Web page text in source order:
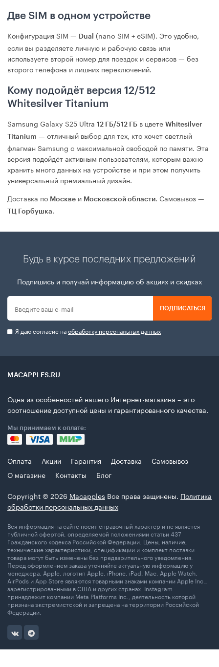
Две SIM в одном устройстве
Конфигурация SIM — Dual
(nano SIM + eSIM). Это удобно,
если вы разделяете личную и рабочую связь или
используете второй номер для поездок и сервисов — без
второго телефона и лишних переключений.
Кому подойдёт версия 12/512
Whitesilver Titanium
Samsung Galaxy S25 Ultra 12 ГБ/512 ГБ в цвете Whitesilver
Titanium — отличный выбор для тех, кто хочет светлый
флагман Samsung с максимальной свободой по памяти. Эта
версия подойдёт активным пользователям, которым важно
хранить много данных на устройстве и при этом получить
универсальный премиальный дизайн.
Доставка по Москве и Московской области. Самовывоз —
ТЦ Горбушка.
Будь в курсе последних предложений
Подпишись и получай информацию об акциях и скидках
ПОДПИСАТЬСЯ
Я даю согласие наобработку персональных данных
MACAPPLES.RU
Одна из особенностей нашего Интернет-магазина – это
соотношение доступной цены и гарантированного качества.
Мы принимаем к оплате:
Оплата Акции Гарантия Доставка
Самовывоз
О магазине
Контакты
Блог
Copyright © 2026 Macapples Все права защинены. Политика
обработки персональных данных
Вся информация на сайте носит справочный характер и не является
публичной офертой, определяемой положениями статьи 437
Гражданского кодекса Российской Федерации. Цены, наличие,
технические характеристики, спецификации и комплект поставки
товара могут быть изменены без предварительного уведомления.
Перед оформлением заказа уточняйте актуальную информацию у
менеджера. Apple, логотип Apple, iPhone, iPad, Mac, Apple Watch,
AirPods и App Store являются товарными знаками компании Apple Inc.,
зарегистрированными в США и других странах. Instagram
принадлежит компании Meta Platforms Inc., деятельность которой
признана экстремистской и запрещена на территории Российской
Федерации.